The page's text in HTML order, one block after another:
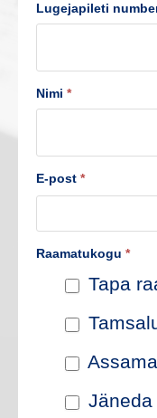
n
t
s
t
e
Lugejapileti
Nimi *
E-post *
Raamatukogu *
Tapa
Jäneda